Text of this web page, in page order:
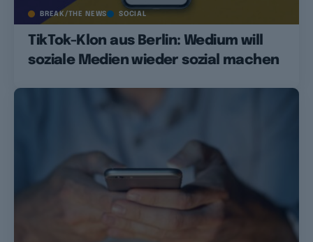
BREAK/THE NEWS SOCIAL
TikTok-Klon aus Berlin: Wedium will
soziale Medien wieder sozial machen